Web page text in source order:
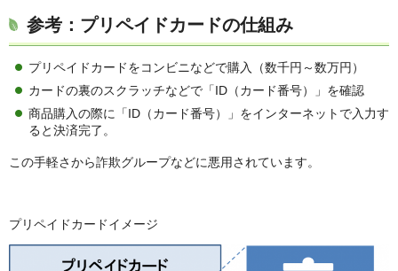
参考：プリペイドカードの仕組み
プリペイドカードをコンビニなどで購入（数千円～数万円）
カードの裏のスクラッチなどで「ID（カード番号）」を確認
商品購入の際に「ID（カード番号）」をインターネットで入力す
ると決済完了。
この手軽さから詐欺グループなどに悪用されています。
プリペイドカードイメージ